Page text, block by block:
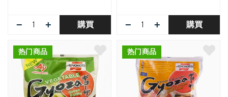
− + 購買 − + 購買
热门商品 热门商品